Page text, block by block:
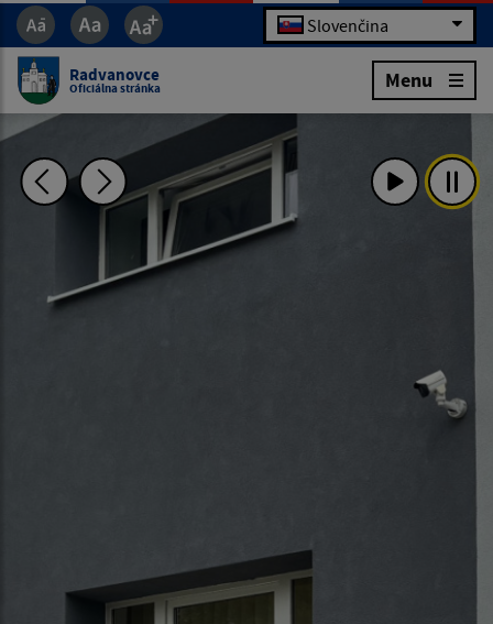
Slovenčina
Radvanovce
Oficiálna stránka Menu